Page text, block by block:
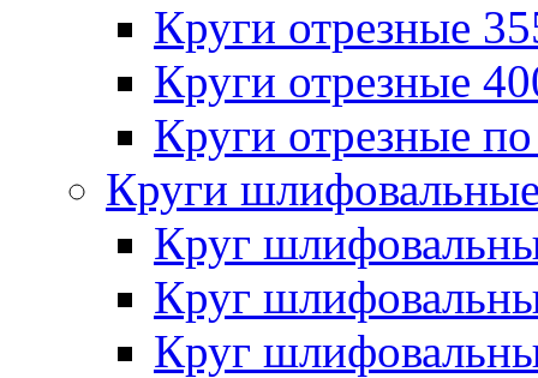
Круги отрезные
Круги отрезные
Круги отрезные
Круги
Круг
Круг
Круг